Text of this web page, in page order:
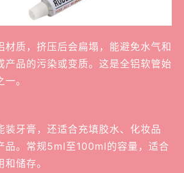
材质，挤压后会扁塌，能避免水气和
产品的污染或变质。这是全铝软管始
。
装牙膏，还适合充填胶水、化妆品
品。常规5ml至100ml的容量，适合
储存。